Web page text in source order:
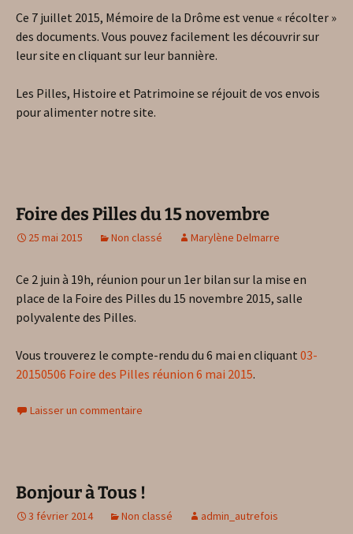
Ce 7 juillet 2015, Mémoire de la Drôme est venue « récolter »
des documents. Vous pouvez facilement les découvrir sur
leur site en cliquant sur leur bannière.
Les Pilles, Histoire et Patrimoine se réjouit de vos envois
pour alimenter notre site.
Foire des Pilles du 15 novembre
25 mai 2015 Non classé Marylène Delmarre
Ce 2 juin à 19h, réunion pour un 1er bilan sur la mise en
place de la Foire des Pilles du 15 novembre 2015, salle
polyvalente des Pilles.
Vous trouverez le compte-rendu du 6 mai en cliquant 03-
20150506 Foire des Pilles réunion 6 mai 2015.
Laisser un commentaire
Bonjour à Tous !
3 février 2014 Non classé admin_autrefois